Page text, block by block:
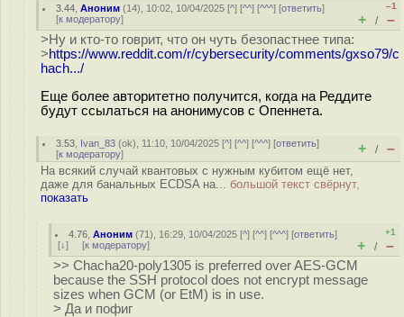
3.44 ,Аноним (14), 10:02, 10/04/2025 [^] [^^] [^^^] [ответить]
[к модератору]
–1
+ / –
>Ну и кто-то говрит, что он чуть безопастнее типа:
>https://www.reddit.com/r/cybersecurity/comments/gxso79/c
hach.../
Еще более авторитетно получится, когда на Реддите
будут ссылаться на анонимусов с Опеннета.
3.53 Ivan_83 (ok), 11:10, 10/04/2025 [^] [^^] [^^^] [ответить]
[к модератору] + / –
На всякий случай квантовых с нужным кубитом ещё нет,
даже для банальных ECDSA на... большой текст свёрнут,
показать
4.76 ,Аноним (71), 16:29, 10/04/2025 [^] [^^] [^^^] [ответить]
[↓] [к модератору]
+1
+ / –
>> Chacha20-poly1305 is preferred over AES-GCM
because the SSH protocol does not encrypt message
sizes when GCM (or EtM) is in use.
> Да и пофиг